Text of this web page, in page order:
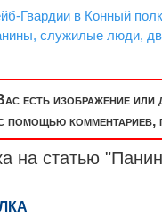
Гвардии в Конный
служилые люди,
есть изображение
комментариев,
на статью